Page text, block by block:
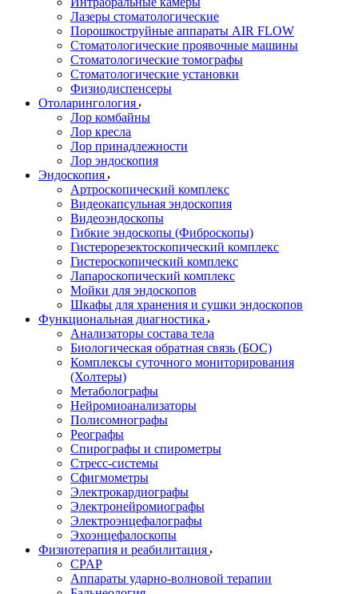
Лазеры стоматологические
Порошкоструйные аппараты AIR FLOW
Стоматологические проявочные машины
Стоматологические томографы
Стоматологические установки
Физиодиспенсеры
Отоларингология
Лор комбайны
Лор кресла
Лор принадлежности
Лор эндоскопия
Эндоскопия
Артроскопический комплекс
Видеокапсульная эндоскопия
Видеоэндоскопы
Гибкие эндоскопы (Фиброcкопы)
Гистерорезектоскопический комплекс
Гистероскопический комплекс
Лапароскопический комплекс
Мойки для эндоскопов
Шкафы для хранения и сушки эндоскопов
Функциональная диагностика
Анализаторы состава тела
Биологическая обратная связь (БОС)
Комплексы суточного мониторирования
(Холтеры)
Метаболографы
Нейромиоанализаторы
Полисомнографы
Реографы
Спирографы и спирометры
Стресс-системы
Сфигмометры
Электрокардиографы
Электронейромиографы
Электроэнцефалографы
Эхоэнцефалоскопы
Физиотерапия и реабилитация
CPAP
Аппараты ударно-волновой терапии